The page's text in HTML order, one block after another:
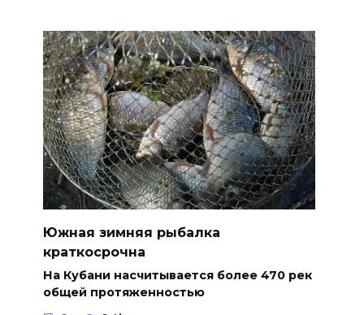
Южная зимняя рыбалка
краткосрочна
На Кубани насчитывается более 470 рек
общей протяженностью